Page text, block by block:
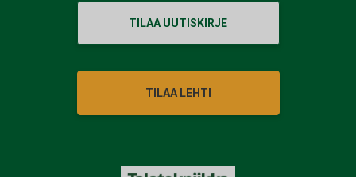
TILAA UUTISKIRJE
TILAA LEHTI